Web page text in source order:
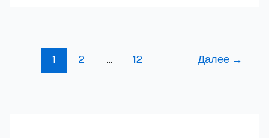
1 2 … 12 Далее →